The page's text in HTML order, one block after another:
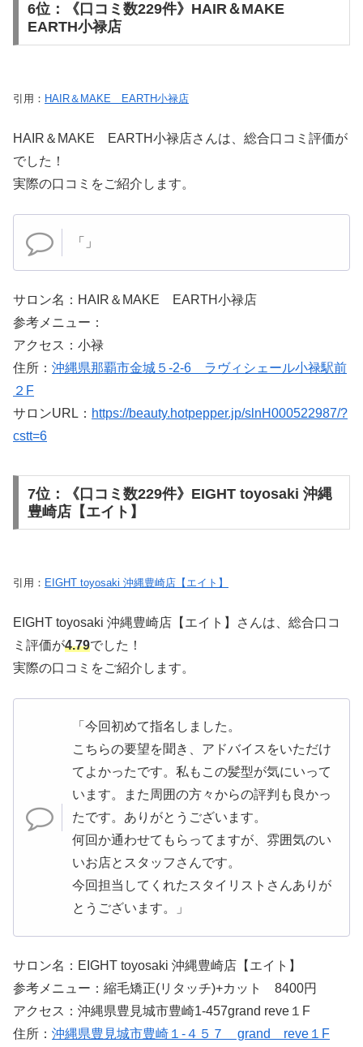
6位：《口コミ数229件》HAIR＆MAKE
EARTH小禄店
引用： HAIR＆MAKE EARTH小禄店
HAIR＆MAKE EARTH小禄店さんは、総合口コミ評価が
でした！
実際の口コミをご紹介します。
「」
サロン名：HAIR＆MAKE EARTH小禄店
参考メニュー：
アクセス：小禄
住所： 沖縄県那覇市金城５-2-6 ラヴィシェール小禄駅前
２F
サロンURL： https://beauty.hotpepper.jp/slnH000522987/?
cstt=6
7位：《口コミ数229件》EIGHT toyosaki 沖縄
豊崎店【エイト】
引用： EIGHT toyosaki 沖縄豊崎店【エイト】
EIGHT toyosaki 沖縄豊崎店【エイト】さんは、総合口コ
ミ評価が4.79でした！
実際の口コミをご紹介します。
「今回初めて指名しました。
こちらの要望を聞き、アドバイスをいただけ
てよかったです。私もこの髪型が気にいって
います。また周囲の方々からの評判も良かっ
たです。ありがとうございます。
何回か通わせてもらってますが、雰囲気のい
いお店とスタッフさんです。
今回担当してくれたスタイリストさんありが
とうございます。」
サロン名：EIGHT toyosaki 沖縄豊崎店【エイト】
参考メニュー：縮毛矯正(リタッチ)+カット 8400円
アクセス：沖縄県豊見城市豊崎1-457grand reve１F
住所： 沖縄県豊見城市豊崎１-４５７ grand reve１F